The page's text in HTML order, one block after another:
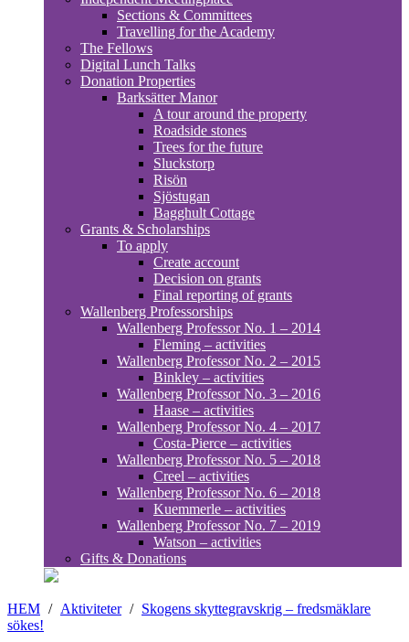
Sections & Committees
Travelling for the Academy
The Fellows
Digital Lunch Talks
Donation Properties
Barksätter Manor
A tour around the property
Roadside stones
Trees for the future
Sluckstorp
Risön
Sjöstugan
Bagghult Cottage
Grants & Scholarships
To apply
Create account
Decision on grants
Final reporting of grants
Wallenberg Professorships
Wallenberg Professor No. 1 – 2014
Fleming – activities
Wallenberg Professor No. 2 – 2015
Binkley – activities
Wallenberg Professor No. 3 – 2016
Haase – activities
Wallenberg Professor No. 4 – 2017
Costa-Pierce – activities
Wallenberg Professor No. 5 – 2018
Creel – activities
Wallenberg Professor No. 6 – 2018
Kuemmerle – activities
Wallenberg Professor No. 7 – 2019
Watson – activities
Gifts & Donations
HEM / Aktiviteter / Skogens skyttegravskrig – fredsmäklare
sökes!